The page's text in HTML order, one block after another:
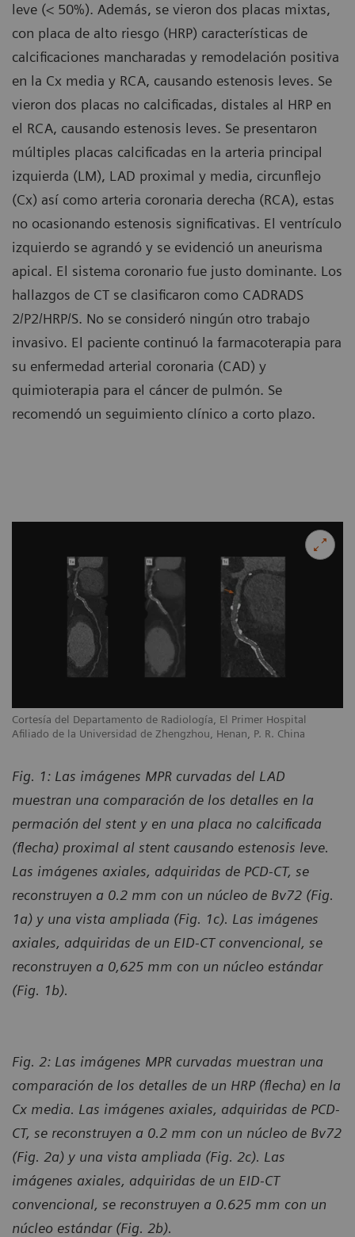
leve (< 50%). Además, se vieron dos placas mixtas,
con placa de alto riesgo (HRP) características de
calcificaciones mancharadas y remodelación positiva
en la Cx media y RCA, causando estenosis leves. Se
vieron dos placas no calcificadas, distales al HRP en
el RCA, causando estenosis leves. Se presentaron
múltiples placas calcificadas en la arteria principal
izquierda (LM), LAD proximal y media, circunflejo
(Cx) así como arteria coronaria derecha (RCA), estas
no ocasionando estenosis significativas. El ventrículo
izquierdo se agrandó y se evidenció un aneurisma
apical. El sistema coronario fue justo dominante. Los
hallazgos de CT se clasificaron como CADRADS
2/P2/HRP/S. No se consideró ningún otro trabajo
invasivo. El paciente continuó la farmacoterapia para
su enfermedad arterial coronaria (CAD) y
quimioterapia para el cáncer de pulmón. Se
recomendó un seguimiento clínico a corto plazo.
Cortesía del Departamento de Radiología, El Primer Hospital
Afiliado de la Universidad de Zhengzhou, Henan, P. R. China
Fig. 1: Las imágenes MPR curvadas del LAD
muestran una comparación de los detalles en la
permación del stent y en una placa no calcificada
(flecha) proximal al stent causando estenosis leve.
Las imágenes axiales, adquiridas de PCD-CT, se
reconstruyen a 0.2 mm con un núcleo de Bv72 (Fig.
1a) y una vista ampliada (Fig. 1c). Las imágenes
axiales, adquiridas de un EID-CT convencional, se
reconstruyen a 0,625 mm con un núcleo estándar
(Fig. 1b).
Fig. 2: Las imágenes MPR curvadas muestran una
comparación de los detalles de un HRP (flecha) en la
Cx media. Las imágenes axiales, adquiridas de PCD-
CT, se reconstruyen a 0.2 mm con un núcleo de Bv72
(Fig. 2a) y una vista ampliada (Fig. 2c). Las
imágenes axiales, adquiridas de un EID-CT
convencional, se reconstruyen a 0.625 mm con un
núcleo estándar (Fig. 2b).